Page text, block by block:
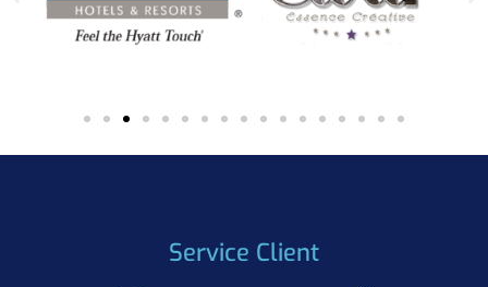
Service Client